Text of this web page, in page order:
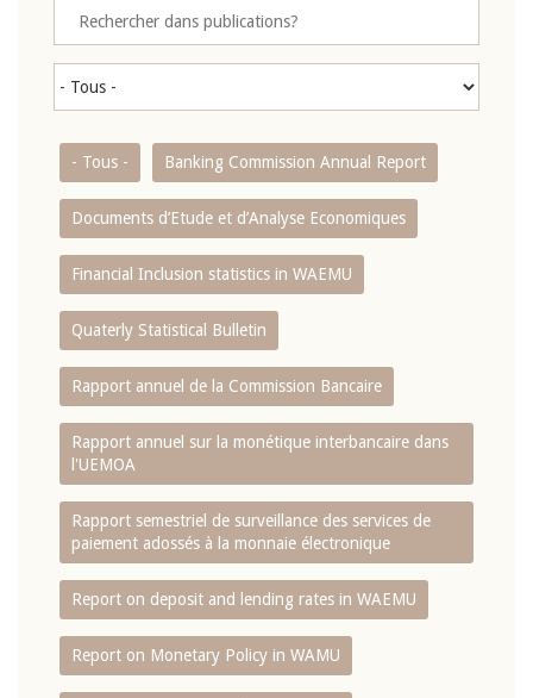
- Tous - Banking Commission Annual Report
Documents d’Etude et d’Analyse Economiques
Financial Inclusion statistics in WAEMU
Quaterly Statistical Bulletin
Rapport annuel de la Commission Bancaire
Rapport annuel sur la monétique interbancaire dans
l'UEMOA
Rapport semestriel de surveillance des services de
paiement adossés à la monnaie électronique
Report on deposit and lending rates in WAEMU
Report on Monetary Policy in WAMU